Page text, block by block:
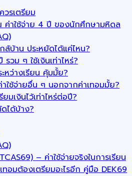
วรเตรียม
ค่าใช้จ่าย 4 ปี ของนักศึกษามหิดล
ล้บ้าน ประหยัดได้แค่ไหน?
วม ๆ ใช้เงินเท่าไหร่?
หว่างเรียน คุ้มมั้ย?
ใช้จ่ายอื่น ๆ นอกจากค่าเทอมมั้ย?
มเงินไว้เท่าไหร่ต่อปี?
ได้บ้าง?
– ค่าใช้จ่ายจริงในการเรียน
อมต้องเตรียมอะไรอีก คู่มือ DEK69